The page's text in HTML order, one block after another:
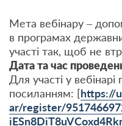
Мета вебінару –
в програмах
участі так, щоб не
Дата та час
Для участі у
посиланням: [https://
ar/register/